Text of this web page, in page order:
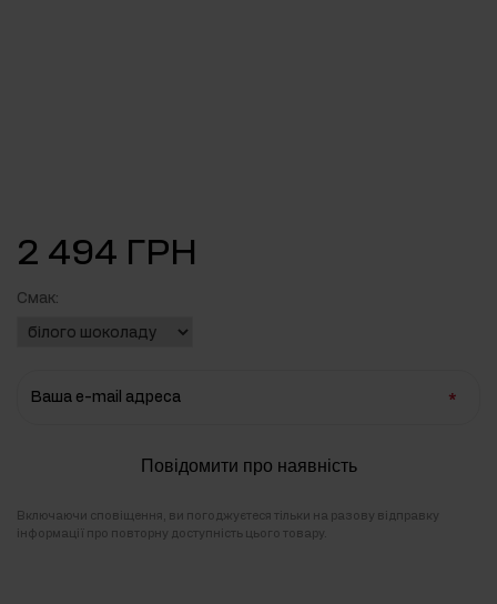
2 494 ГРН
Смак:
Ваша e-mail адреса
Повідомити про наявність
Включаючи сповіщення, ви погоджуєтеся тільки на разову відправку
інформації про повторну доступність цього товару.